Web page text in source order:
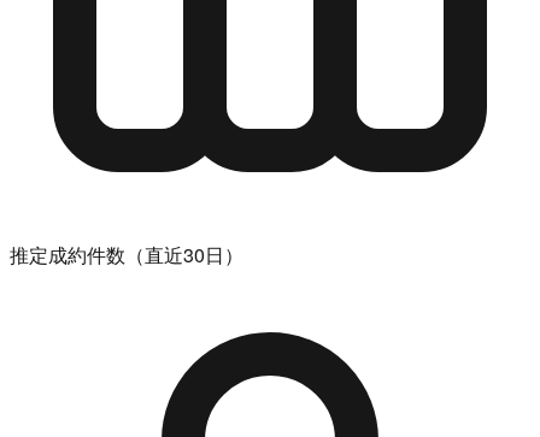
推定成約件数（直近30日）